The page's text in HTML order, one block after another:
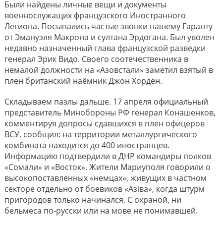
Были найдены личные вещи и документы
военнослужащих французского Иностранного
Легиона. Посыпались частые звонки нашему Гаранту
от Эмануэля Макрона и султана Эрдогана. Был уволен
недавно назначенный глава французской разведки
генерал Эрик Видо. Своего соотечественника в
немалой должности на «Азовстали» заметил взятый в
плен британский наёмник Джон Хорден.
Складываем пазлы дальше. 17 апреля официальный
представитель Минобороны РФ генерал Конашенков,
комментируя допросы сдавшихся в плен офицеров
ВСУ, сообщил: на территории металлургического
комбината находится до 400 иностранцев.
Информацию подтвердили в ДНР командиры полков
«Сомали» и «Восток». Жители Мариуполя говорили о
высокопоставленных «немцах», живущих в частном
секторе отдельно от боевиков «Азiва», когда штурм
пригородов только начинался. С охраной, ни
бельмеса по-русски или на мове не понимавшей.